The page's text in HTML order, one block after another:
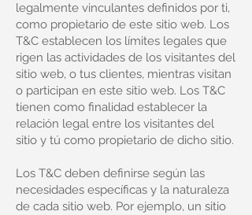
legalmente vinculantes definidos por ti,
como propietario de este sitio web. Los
T&C establecen los límites legales que
rigen las actividades de los visitantes del
sitio web, o tus clientes, mientras visitan
o participan en este sitio web. Los T&C
tienen como finalidad establecer la
relación legal entre los visitantes del
sitio y tú como propietario de dicho sitio.
Los T&C deben definirse según las
necesidades específicas y la naturaleza
de cada sitio web. Por ejemplo, un sitio